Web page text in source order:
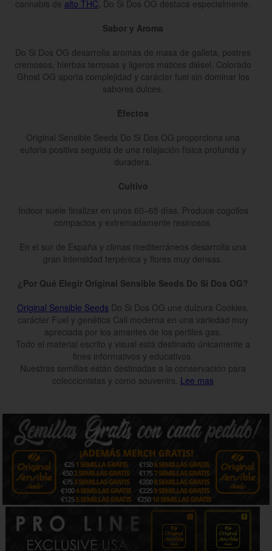
cannabis de alto THC, Do Si Dos OG destaca especialmente.
Sabor y Aroma
Do Si Dos OG desarrolla aromas de masa de galleta, postres
cremosos, hierbas terrosas y ligeros matices diésel. Colorado
Ghost OG aporta complejidad y carácter fuel sin dominar los
sabores dulces.
Efectos
Original Sensible Seeds Do Si Dos OG proporciona una
euforia positiva seguida de una relajación física profunda y
duradera.
Cultivo
Indoor suele finalizar en unos 60–65 días. Produce cogollos
compactos y extremadamente resinosos.
En el sur de España y climas mediterráneos desarrolla una
gran intensidad terpénica y flores muy densas.
¿Por Qué Elegir Original Sensible Seeds Do Si Dos OG?
Original Sensible Seeds Do Si Dos OG une dulzura Cookies,
carácter Fuel y genética Cali moderna en una variedad muy
apreciada por los amantes de los perfiles gas.
Todo el material escrito y visual está destinado únicamente a
fines informativos y educativos.
Nuestras semillas están destinadas a la conservación para
coleccionistas y como souvenirs. Lee mas